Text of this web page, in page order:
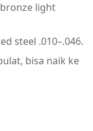
light
steel .010–.046.
bisa naik ke